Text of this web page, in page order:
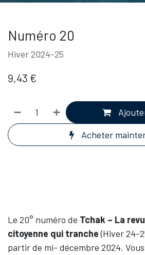
Numéro 20
Hiver 2024-25
9,43 €
Acheter
Le 20° numéro de Tchak – La
citoyenne qui tranche(Hiver 24-
partir de mi- décembre 2024.